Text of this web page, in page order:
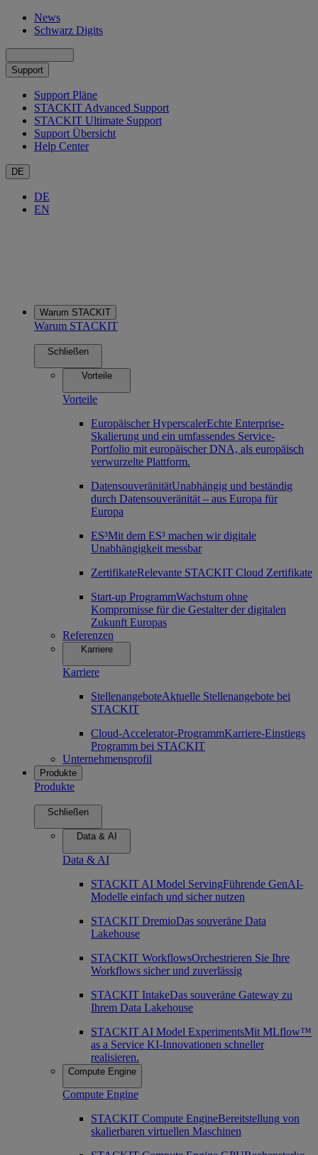
News
Schwarz Digits
Support
Support Pläne
STACKIT Advanced Support
STACKIT Ultimate Support
Support Übersicht
Help Center
DE
DE
EN
Warum STACKIT
Warum STACKIT
Schließen
Vorteile
Vorteile
Europäischer HyperscalerEchte Enterprise-
Skalierung und ein umfassendes Service-
Portfolio mit europäischer DNA, als europäisch
verwurzelte Plattform.
DatensouveränitätUnabhängig und beständig
durch Datensouveränität – aus Europa für
Europa
ES³Mit dem ES³ machen wir digitale
Unabhängigkeit messbar
ZertifikateRelevante STACKIT Cloud Zertifikate
Start-up ProgrammWachstum ohne
Kompromisse für die Gestalter der digitalen
Zukunft Europas
Referenzen
Karriere
Karriere
StellenangeboteAktuelle Stellenangebote bei
STACKIT
Cloud-Accelerator-ProgrammKarriere-Einstiegs
Programm bei STACKIT
Unternehmensprofil
Produkte
Produkte
Schließen
Data & AI
Data & AI
STACKIT AI Model ServingFührende GenAI-
Modelle einfach und sicher nutzen
STACKIT DremioDas souveräne Data
Lakehouse
STACKIT WorkflowsOrchestrieren Sie Ihre
Workflows sicher und zuverlässig
STACKIT IntakeDas souveräne Gateway zu
Ihrem Data Lakehouse
STACKIT AI Model ExperimentsMit MLflow™
as a Service KI-Innovationen schneller
realisieren.
Compute Engine
Compute Engine
STACKIT Compute EngineBereitstellung von
skalierbaren virtuellen Maschinen